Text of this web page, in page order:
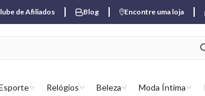
de Afiliados Blog Encontre uma loja
Relógios Beleza Moda Íntima